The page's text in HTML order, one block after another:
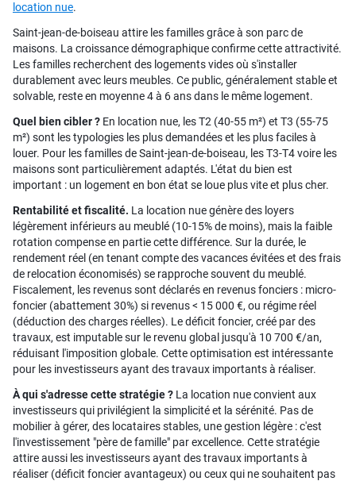
location nue.
Saint-jean-de-boiseau attire les familles grâce à son parc de
maisons. La croissance démographique confirme cette attractivité.
Les familles recherchent des logements vides où s'installer
durablement avec leurs meubles. Ce public, généralement stable et
solvable, reste en moyenne 4 à 6 ans dans le même logement.
Quel bien cibler ? En location nue, les T2 (40-55 m²) et T3 (55-75
m²) sont les typologies les plus demandées et les plus faciles à
louer. Pour les familles de Saint-jean-de-boiseau, les T3-T4 voire les
maisons sont particulièrement adaptés. L'état du bien est
important : un logement en bon état se loue plus vite et plus cher.
Rentabilité et fiscalité. La location nue génère des loyers
légèrement inférieurs au meublé (10-15% de moins), mais la faible
rotation compense en partie cette différence. Sur la durée, le
rendement réel (en tenant compte des vacances évitées et des frais
de relocation économisés) se rapproche souvent du meublé.
Fiscalement, les revenus sont déclarés en revenus fonciers : micro-
foncier (abattement 30%) si revenus < 15 000 €, ou régime réel
(déduction des charges réelles). Le déficit foncier, créé par des
travaux, est imputable sur le revenu global jusqu'à 10 700 €/an,
réduisant l'imposition globale. Cette optimisation est intéressante
pour les investisseurs ayant des travaux importants à réaliser.
À qui s'adresse cette stratégie ? La location nue convient aux
investisseurs qui privilégient la simplicité et la sérénité. Pas de
mobilier à gérer, des locataires stables, une gestion légère : c'est
l'investissement "père de famille" par excellence. Cette stratégie
attire aussi les investisseurs ayant des travaux importants à
réaliser (déficit foncier avantageux) ou ceux qui ne souhaitent pas